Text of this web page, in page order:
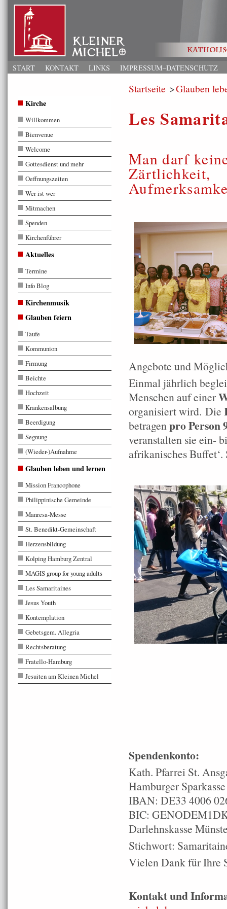
START KONTAKT LINKS IMPRESSUM–DATENSCHUTZ
Startseite Glauben
Les
Man darf
Zärtlichkeit,
Angebote und
Einmal jährlich
Menschen auf einer
organisiert wird. Die
betragenpro Person
veranstalten sie ein-
afrikanisches
Spendenkonto:
Kath. Pfarrei St.
Hamburger Sparkasse
IBAN: DE33 4006
BIC:
Darlehnskasse
Stichwort:
Vielen Dank für Ihre
Kontakt und
Kirche
Willkommen
Bienvenue
Welcome
Gottesdienst und mehr
Oeffnungszeiten
Wer ist wer
Mitmachen
Spenden
Kirchenführer
Aktuelles
Termine
Info Blog
Kirchenmusik
Glauben feiern
Taufe
Kommunion
Firmung
Beichte
Hochzeit
Krankensalbung
Beerdigung
Segnung
(Wieder-)Aufnahme
Glauben leben und lernen
Mission Francophone
Philippinische Gemeinde
Manresa-Messe
St. Benedikt-Gemeinschaft
Herzensbildung
Kolping Hamburg Zentral
MAGIS group for young adults
Les Samaritaines
Jesus Youth
Kontemplation
Gebetsgem. Allegria
Rechtsberatung
Fratello-Hamburg
Jesuiten am Kleinen Michel